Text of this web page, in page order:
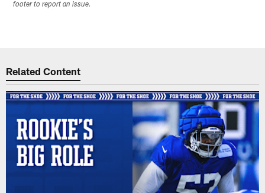
footer to report an issue.
Related Content